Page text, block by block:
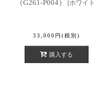
（G261-P004）
[ホワイト
33,000 円 (税別)
購入する